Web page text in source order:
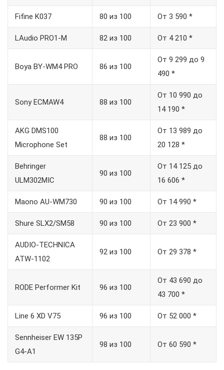
Fifine K037 80 из 100 От 3 590 *
LAudio PRO1-M 82 из 100 От 4 210 *
Boya BY-WM4 PRO 86 из 100
От 9 299 до 9
490 *
Sony ECMAW4 88 из 100
От 10 990 до
14 190 *
AKG DMS100
Microphone Set
88 из 100
От 13 989 до
20 128 *
Behringer
ULM302MIC
90 из 100
От 14 125 до
16 606 *
Maono AU-WM730 90 из 100 От 14 990 *
Shure SLX2/SM58 90 из 100 От 23 900 *
AUDIO-TECHNICA
ATW-1102
92 из 100 От 29 378 *
RODE Performer Kit 96 из 100
От 43 690 до
43 700 *
Line 6 XD V75 96 из 100 От 52 000 *
Sennheiser EW 135P
G4-A1
98 из 100 От 60 590 *